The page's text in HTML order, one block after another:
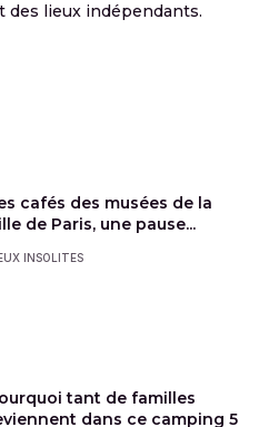
des lieux indépendants.
cafés des musées de la
de Paris, une pause...
INSOLITES
tant de familles
dans ce camping 5